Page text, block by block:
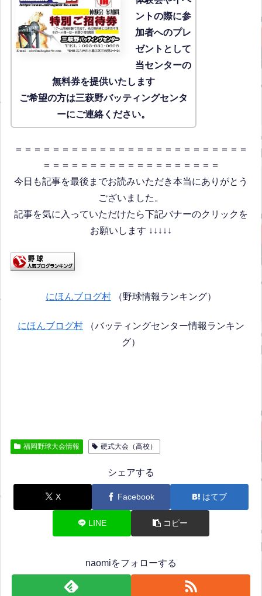
ントの際に参
加者へのプレ
ゼントとして
当センターの
無料券を提供いたします
ご希望の方は三萩野バッティングセンタ
ーにご連絡ください。
＝＝＝＝＝＝＝＝＝＝＝＝＝＝＝＝＝＝＝＝＝＝＝＝＝
＝＝＝＝＝＝＝＝＝＝＝＝＝＝＝＝＝＝＝
今日も記事を最後までお読みいただき本当にありがとう
ございました。
記事を気に入っていただけたら下記バナーのクリックを
お願いします ↓↓↓↓↓
にほんブログ村 （野球情報ランキング）
にほんブログ村 （バッティングセンター情報ランキン
グ）
福岡野球大会情報 硬式大会（高校）
シェアする
X Facebook はてブ
LINE コピー
naomiをフォローする